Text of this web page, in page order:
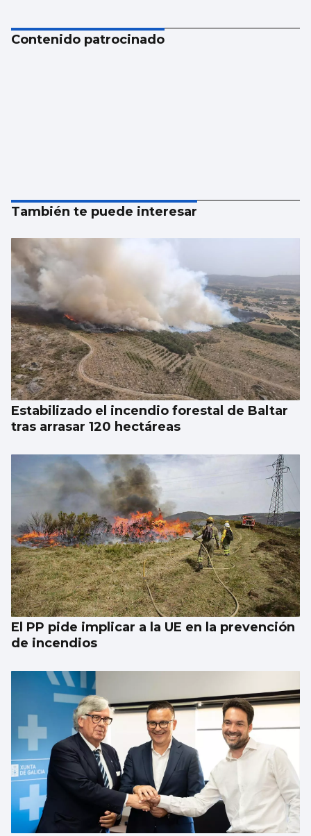
Contenido patrocinado
También te puede interesar
Estabilizado el incendio forestal de Baltar
tras arrasar 120 hectáreas
El PP pide implicar a la UE en la prevención
de incendios